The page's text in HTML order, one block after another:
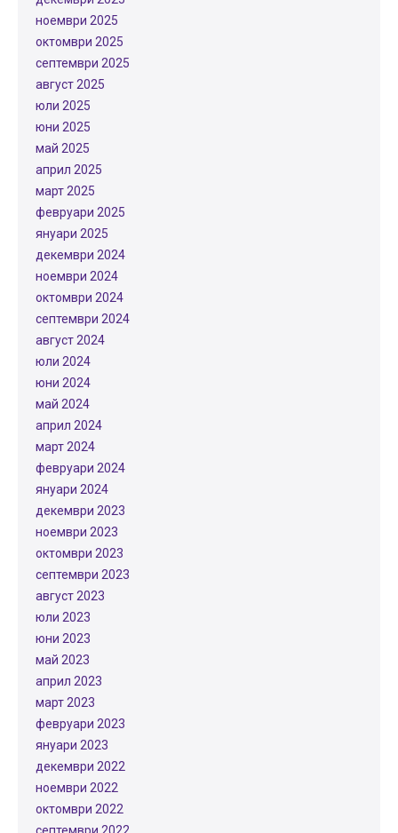
ноември 2025
октомври 2025
септември 2025
август 2025
юли 2025
юни 2025
май 2025
април 2025
март 2025
февруари 2025
януари 2025
декември 2024
ноември 2024
октомври 2024
септември 2024
август 2024
юли 2024
юни 2024
май 2024
април 2024
март 2024
февруари 2024
януари 2024
декември 2023
ноември 2023
октомври 2023
септември 2023
август 2023
юли 2023
юни 2023
май 2023
април 2023
март 2023
февруари 2023
януари 2023
декември 2022
ноември 2022
октомври 2022